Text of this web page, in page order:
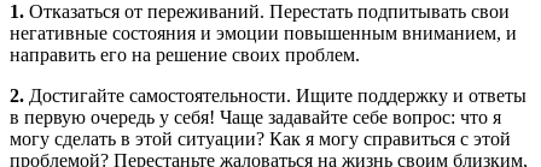
1. Отказаться от переживаний. Перестать подпитывать свои
негативные состояния и эмоции повышенным вниманием, и
направить его на решение своих проблем.
2. Достигайте самостоятельности. Ищите поддержку и ответы
в первую очередь у себя! Чаще задавайте себе вопрос: что я
могу сделать в этой ситуации? Как я могу справиться с этой
проблемой? Перестаньте жаловаться на жизнь своим близким,